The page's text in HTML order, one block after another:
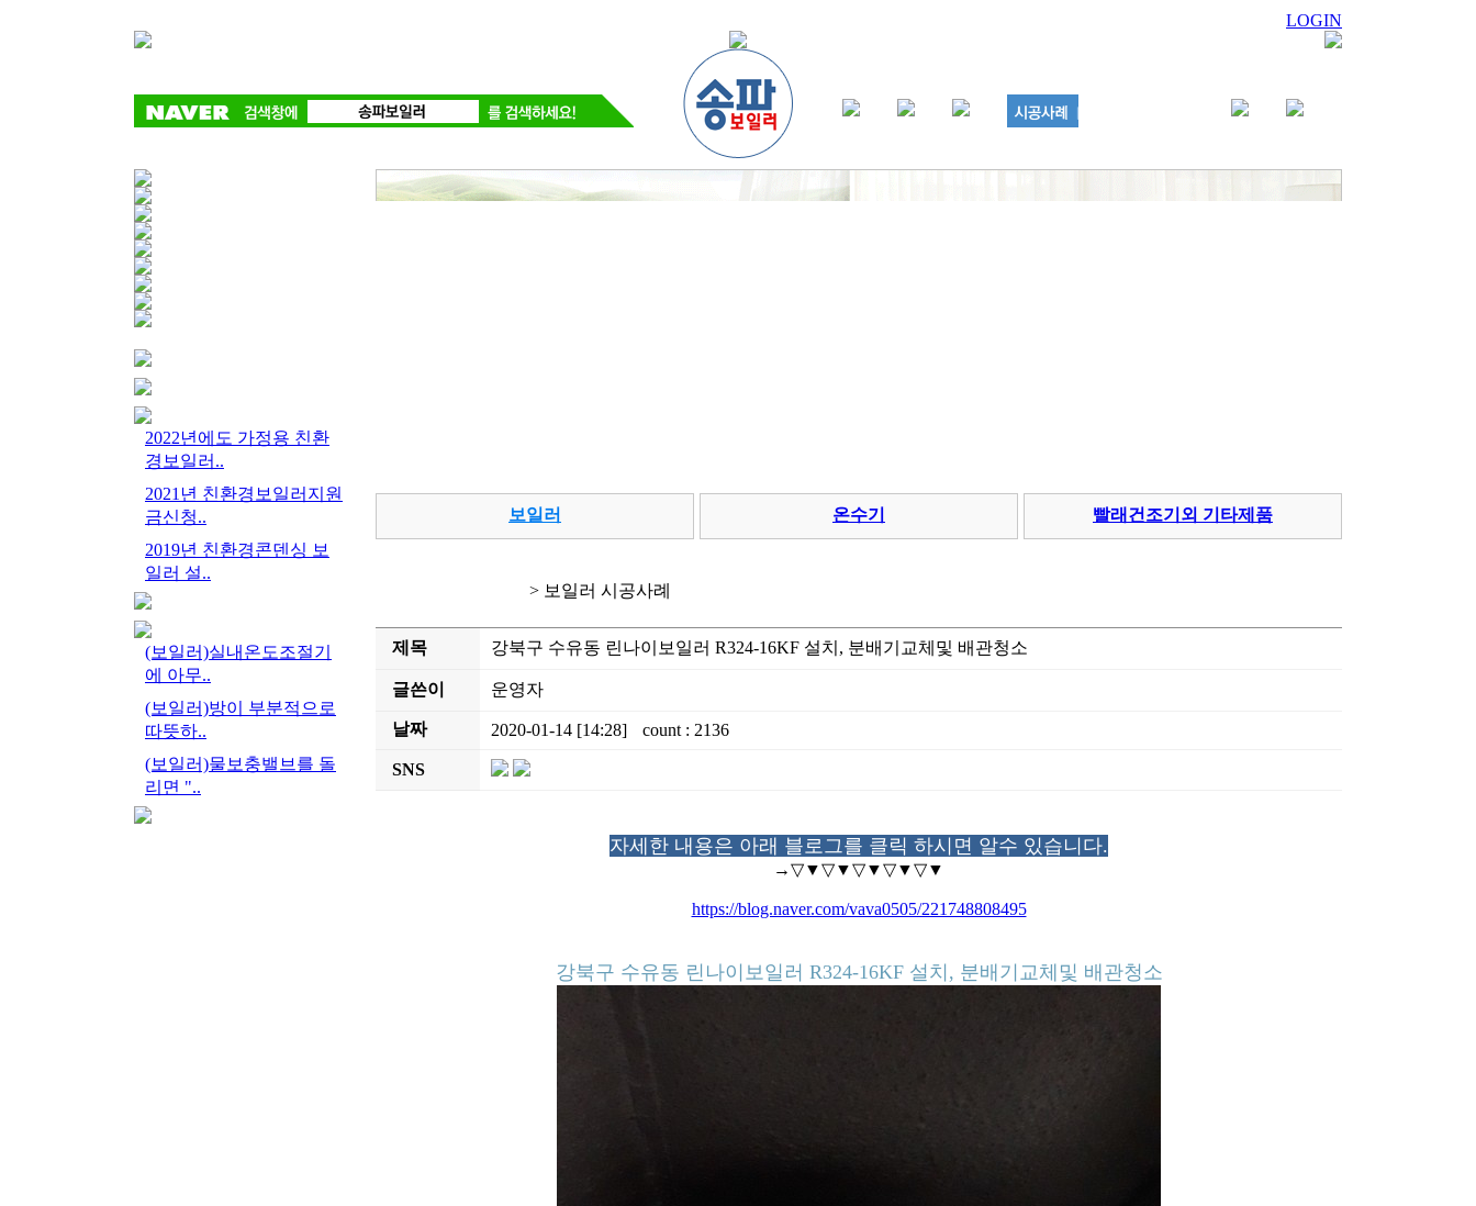
LOGIN
2022년에도 가정용 친환
경보일러..
2021년 친환경보일러지원
금신청..
2019년 친환경콘덴싱 보
일러 설..
(보일러)실내온도조절기
에 아무..
(보일러)방이 부분적으로
따뜻하..
(보일러)물보충밸브를 돌
리면 "..
보일러 온수기 빨래건조기외 기타제품
> 보일러 시공사례
제목 강북구 수유동 린나이보일러 R324-16KF 설치, 분배기교체및 배관청소
글쓴이 운영자
날짜 2020-01-14 [14:28] count : 2136
SNS
자세한 내용은 아래 블로그를 클릭 하시면 알수 있습니다.
→▽▼▽▼▽▼▽▼▽▼
https://blog.naver.com/vava0505/221748808495
강북구 수유동 린나이보일러 R324-16KF 설치, 분배기교체및 배관청소